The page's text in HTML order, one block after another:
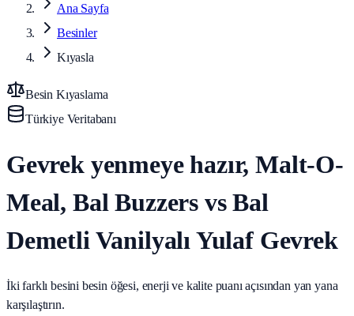
Ana Sayfa
Besinler
Kıyasla
Besin Kıyaslama
Türkiye Veritabanı
Gevrek yenmeye hazır, Malt-O-
Meal, Bal Buzzers vs Bal
Demetli Vanilyalı Yulaf Gevrek
İki farklı besini besin öğesi, enerji ve kalite puanı açısından yan yana
karşılaştırın.